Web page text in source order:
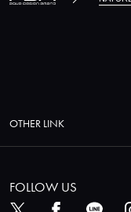
OTHER LINK
FOLLOW US